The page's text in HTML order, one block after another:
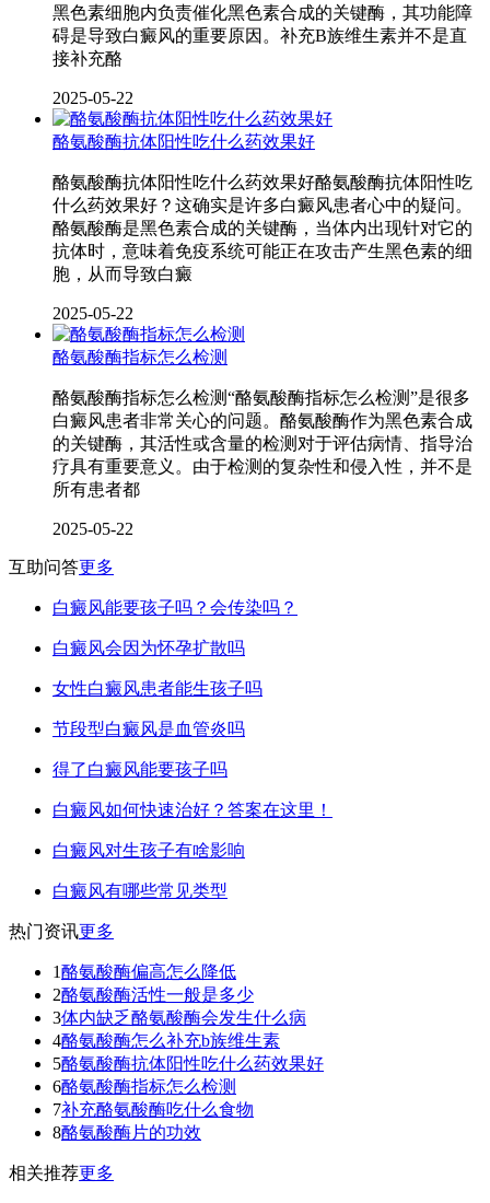
黑色素细胞内负责催化黑色素合成的关键酶，其功能障
碍是导致白癜风的重要原因。补充B族维生素并不是直
接补充酪
2025-05-22
酪氨酸酶抗体阳性吃什么药效果好
酪氨酸酶抗体阳性吃什么药效果好酪氨酸酶抗体阳性吃
什么药效果好？这确实是许多白癜风患者心中的疑问。
酪氨酸酶是黑色素合成的关键酶，当体内出现针对它的
抗体时，意味着免疫系统可能正在攻击产生黑色素的细
胞，从而导致白癜
2025-05-22
酪氨酸酶指标怎么检测
酪氨酸酶指标怎么检测“酪氨酸酶指标怎么检测”是很多
白癜风患者非常关心的问题。酪氨酸酶作为黑色素合成
的关键酶，其活性或含量的检测对于评估病情、指导治
疗具有重要意义。由于检测的复杂性和侵入性，并不是
所有患者都
2025-05-22
互助问答更多
白癜风能要孩子吗？会传染吗？
白癜风会因为怀孕扩散吗
女性白癜风患者能生孩子吗
节段型白癜风是血管炎吗
得了白癜风能要孩子吗
白癜风如何快速治好？答案在这里！
白癜风对生孩子有啥影响
白癜风有哪些常见类型
热门资讯更多
1酪氨酸酶偏高怎么降低
2酪氨酸酶活性一般是多少
3体内缺乏酪氨酸酶会发生什么病
4酪氨酸酶怎么补充b族维生素
5酪氨酸酶抗体阳性吃什么药效果好
6酪氨酸酶指标怎么检测
7补充酪氨酸酶吃什么食物
8酪氨酸酶片的功效
相关推荐更多